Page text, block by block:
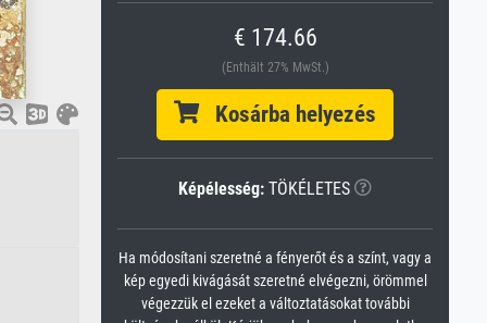
€ 174.66
(Enthält 27% MwSt.)
Kosárba helyezés
Képélesség: TÖKÉLETES
Ha módosítani szeretné a fényerőt és a színt, vagy a
kép egyedi kivágását szeretné elvégezni, örömmel
végezzük el ezeket a változtatásokat további